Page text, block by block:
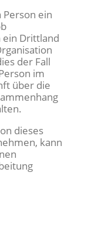
ein
ein Drittland
der Fall
im
über die
dieses
kann